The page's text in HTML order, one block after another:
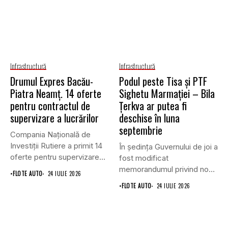
Infrastructură
Drumul Expres Bacău-
Piatra Neamț. 14 oferte
pentru contractul de
supervizare a lucrărilor
Compania Națională de
Investiții Rutiere a primit 14
oferte pentru supervizarea
lucrărilor...
•FLOTE AUTO 24 IULIE 2026
Infrastructură
Podul peste Tisa și PTF
Sighetu Marmației – Bila
Țerkva ar putea fi
deschise în luna
septembrie
În ședința Guvernului de joi a
fost modificat
memorandumul privind noul
punct...
•FLOTE AUTO 24 IULIE 2026